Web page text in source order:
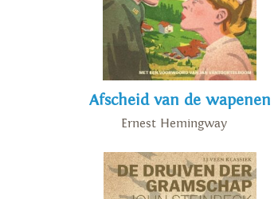
Afscheid van de wapenen
Ernest Hemingway